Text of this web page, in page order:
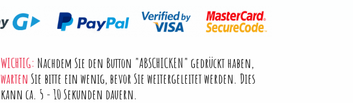
WICHTIG: Nachdem Sie den Button "ABSCHICKEN" gedrückt haben,
warten Sie bitte ein wenig, bevor Sie weitergeleitet werden. Dies
kann ca. 5 - 10 Sekunden dauern.